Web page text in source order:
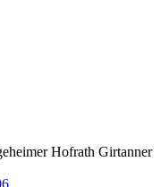
Hofrath Girtanner